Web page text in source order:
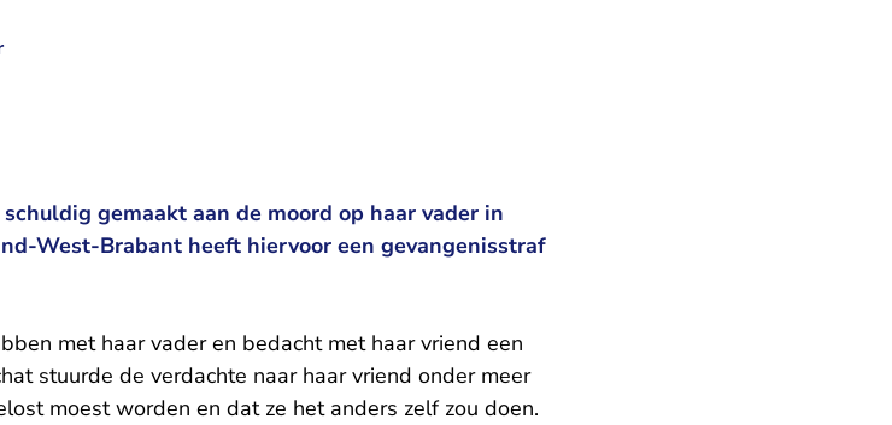
gemaakt aan de moord op haar vader in
West-Brabant heeft hiervoor een gevangenisstraf
met haar vader en bedacht met haar vriend een
stuurde de verdachte naar haar vriend onder meer
moest worden en dat ze het anders zelf zou doen.